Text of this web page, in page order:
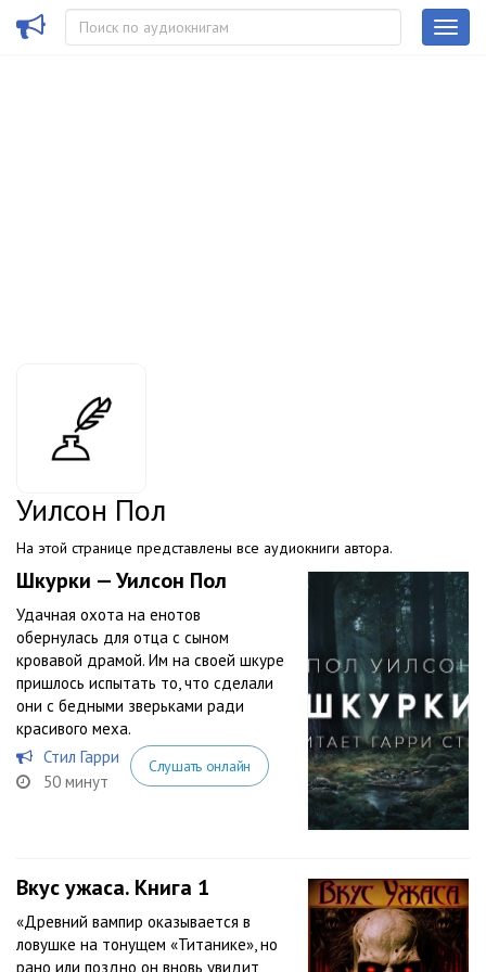
Уилсон Пол
На этой странице представлены все аудиокниги автора.
Шкурки — Уилсон Пол
Удачная охота на енотов
обернулась для отца с сыном
кровавой драмой. Им на своей шкуре
пришлось испытать то, что сделали
они с бедными зверьками ради
красивого меха.
Стил Гарри
50 минут
Слушать онлайн
Вкус ужаса. Книга 1
«Древний вампир оказывается в
ловушке на тонущем «Титанике», но
рано или поздно он вновь увидит